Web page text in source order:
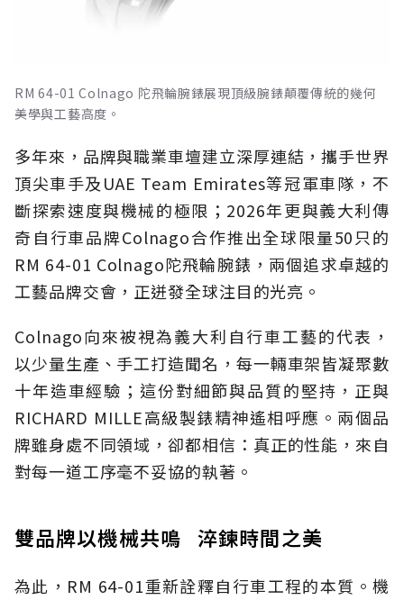
RM 64-01 Colnago 陀飛輪腕錶展現頂級腕錶顛覆傳統的幾何
美學與工藝高度。
多年來，品牌與職業車壇建立深厚連結，攜手世界
頂尖車手及UAE Team Emirates等冠軍車隊，不
斷探索速度與機械的極限；2026年更與義大利傳
奇自行車品牌Colnago合作推出全球限量50只的
RM 64-01 Colnago陀飛輪腕錶，兩個追求卓越的
工藝品牌交會，正迸發全球注目的光亮。
Colnago向來被視為義大利自行車工藝的代表，
以少量生產、手工打造聞名，每一輛車架皆凝聚數
十年造車經驗；這份對細節與品質的堅持，正與
RICHARD MILLE高級製錶精神遙相呼應。兩個品
牌雖身處不同領域，卻都相信：真正的性能，來自
對每一道工序毫不妥協的執著。
雙品牌以機械共鳴 淬鍊時間之美
為此，RM 64-01重新詮釋自行車工程的本質。機